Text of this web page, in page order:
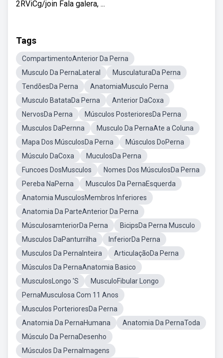
2RViCg/join Fala galera, ...
Tags
CompartimentoAnterior Da Perna
Musculo Da PernaLateral
MusculaturaDa Perna
TendõesDa Perna
AnatomiaMusculo Perna
Musculo BatataDa Perna
Anterior DaCoxa
NervosDa Perna
Músculos PosterioresDa Perna
Musculos DaPernna
Musculo Da PernaAte a Coluna
Mapa Dos MúsculosDa Perna
Músculos DoPerna
Músculo DaCoxa
MuculosDa Perna
Funcoes DosMusculos
Nomes Dos MúsculosDa Perna
Pereba NaPerna
Musculos Da PernaEsquerda
Anatomia MusculosMembros Inferiores
Anatomia Da ParteAnterior Da Perna
MúsculosamteriorDa Perna
BicipsDa Perna Musculo
Musculos DaPanturrilha
InferiorDa Perna
Musculos Da PernaInteira
ArticulaçãoDa Perna
Músculos Da PernaAnatomia Basico
MusculosLongo 'S
MusculoFibular Longo
PernaMusculosa Com 11 Anos
Musculos PorterioresDa Perna
Anatomia Da PernaHumana
Anatomia Da PernaToda
Músculo Da PernaDesenho
Músculos Da PernaImagens